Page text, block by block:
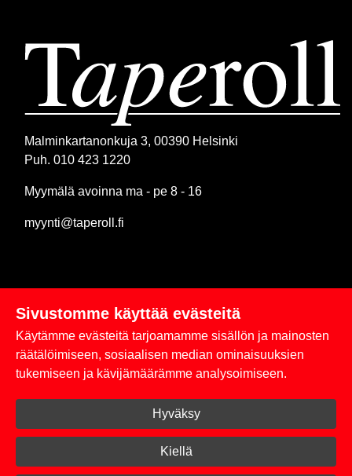
Malminkartanonkuja 3, 00390 Helsinki
Puh. 010 423 1220
Myymälä avoinna ma - pe 8 - 16
myynti@taperoll.fi
Linkit
Rekisteriseloste
Toimitus- ja maksuehdot
Kirjaudu sisään
Sivustomme käyttää evästeitä
Käytämme evästeitä tarjoamamme sisällön ja mainosten
räätälöimiseen, sosiaalisen median ominaisuuksien
tukemiseen ja kävijämäärämme analysoimiseen.
Hyväksy
Kiellä